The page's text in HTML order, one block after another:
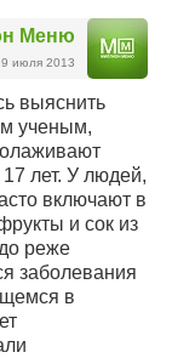
Меню
июля 2013
выяснить
ученым,
лет. У людей,
включают в
и сок из
реже
заболевания
в